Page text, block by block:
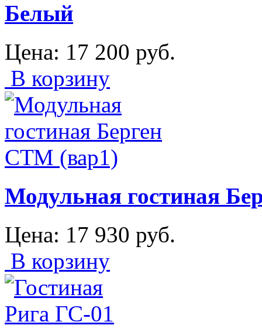
Белый
Цена: 17 200 руб.
В корзину
Модульная гостиная
Цена: 17 930 руб.
В корзину